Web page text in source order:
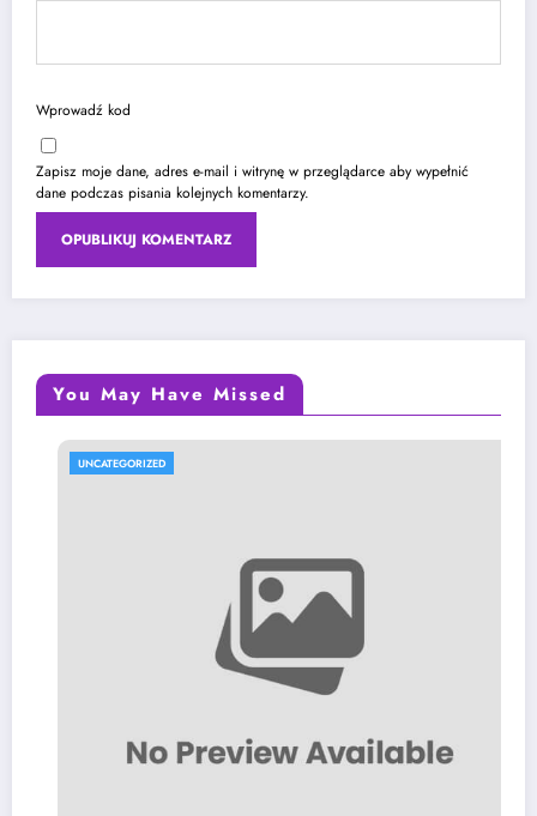
Wprowadź kod
Zapisz moje dane, adres e-mail i witrynę w przeglądarce aby wypełnić
dane podczas pisania kolejnych komentarzy.
You May Have Missed
UNCATEGORIZED